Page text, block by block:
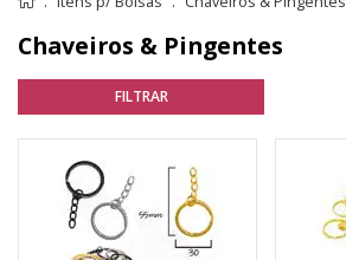
Chaveiros & Pingentes